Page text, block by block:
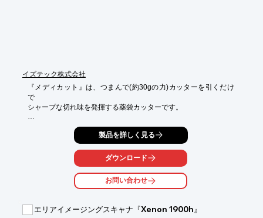
イズテック株式会社
『メディカット』は、つまんで(約30gの力)カッターを引くだけ
で
シャープな切れ味を発揮する薬袋カッターです。
薬袋は両端に熱シールがされている為、高齢者は指で切りにく
ななめに切れて薬がこぼれる事が多いです。
当製品なら、右、左利きの方どちらでも簡単に切ることが可能。
ナイロン袋等を切るのに便利です。
■だれでも簡単に切れる
製品を詳しく見る
ダウンロード
お問い合わせ
エリアイメージングスキャナ『Xenon 1900h』